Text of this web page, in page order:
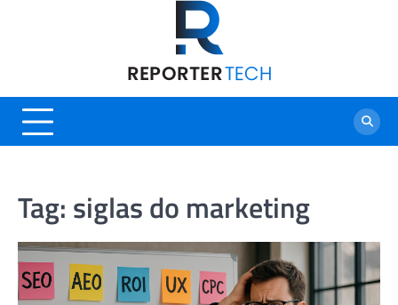
Tag: siglas do marketing